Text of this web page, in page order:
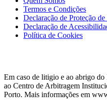
Termos e Condições
Declaração de Proteção
Declaração de
Política de Cookies
Em caso de litigio e ao abrigo
ao Centro de Arbitragem
Porto. Mais informações em